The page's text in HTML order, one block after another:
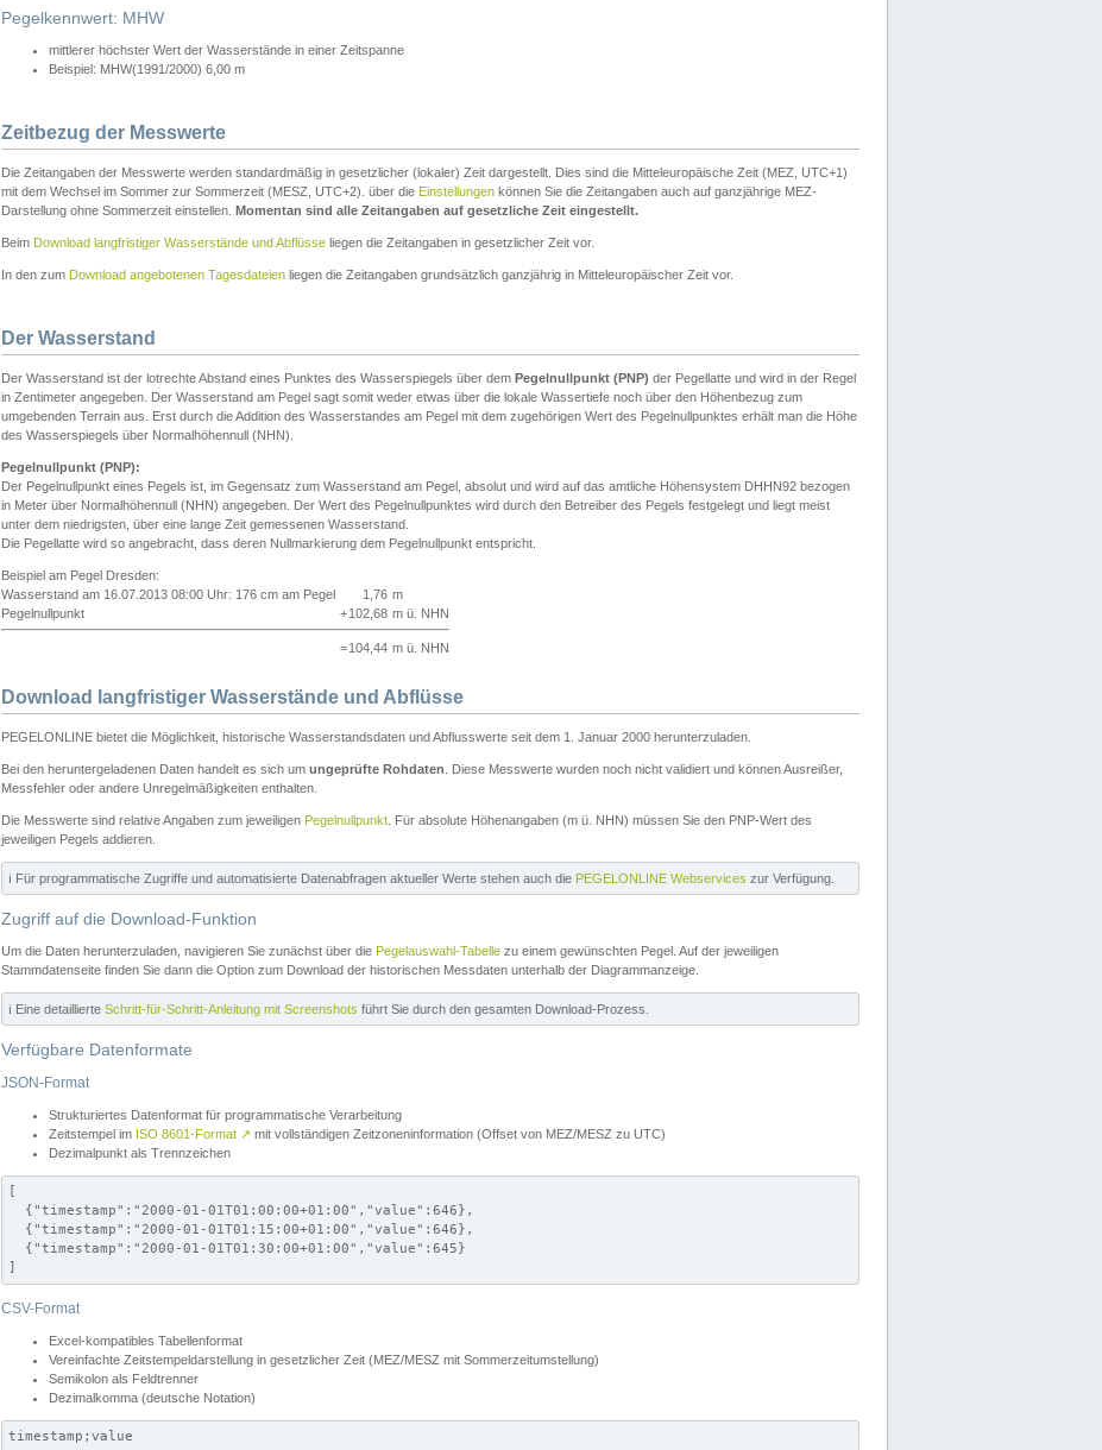
Pegelkennwert: MHW
mittlerer höchster Wert der Wasserstände in einer Zeitspanne
Beispiel: MHW(1991/2000) 6,00 m
Zeitbezug der Messwerte
Die Zeitangaben der Messwerte werden standardmäßig in gesetzlicher (lokaler) Zeit dargestellt. Dies sind die Mitteleuropäische Zeit (MEZ, UTC+1)
mit dem Wechsel im Sommer zur Sommerzeit (MESZ, UTC+2). über die Einstellungen können Sie die Zeitangaben auch auf ganzjährige MEZ-
Darstellung ohne Sommerzeit einstellen. Momentan sind alle Zeitangaben auf gesetzliche Zeit eingestellt.
Beim Download langfristiger Wasserstände und Abflüsse liegen die Zeitangaben in gesetzlicher Zeit vor.
In den zum Download angebotenen Tagesdateien liegen die Zeitangaben grundsätzlich ganzjährig in Mitteleuropäischer Zeit vor.
Der Wasserstand
Der Wasserstand ist der lotrechte Abstand eines Punktes des Wasserspiegels über dem Pegelnullpunkt (PNP) der Pegellatte und wird in der Regel
in Zentimeter angegeben. Der Wasserstand am Pegel sagt somit weder etwas über die lokale Wassertiefe noch über den Höhenbezug zum
umgebenden Terrain aus. Erst durch die Addition des Wasserstandes am Pegel mit dem zugehörigen Wert des Pegelnullpunktes erhält man die Höhe
des Wasserspiegels über Normalhöhennull (NHN).
Pegelnullpunkt (PNP):
Der Pegelnullpunkt eines Pegels ist, im Gegensatz zum Wasserstand am Pegel, absolut und wird auf das amtliche Höhensystem DHHN92 bezogen
in Meter über Normalhöhennull (NHN) angegeben. Der Wert des Pegelnullpunktes wird durch den Betreiber des Pegels festgelegt und liegt meist
unter dem niedrigsten, über eine lange Zeit gemessenen Wasserstand.
Die Pegellatte wird so angebracht, dass deren Nullmarkierung dem Pegelnullpunkt entspricht.
Beispiel am Pegel Dresden:
Wasserstand am 16.07.2013 08:00 Uhr: 176 cm am Pegel
1,76 m
Pegelnullpunkt
+102,68 m ü. NHN
=104,44 m ü. NHN
Download langfristiger Wasserstände und Abflüsse
PEGELONLINE bietet die Möglichkeit, historische Wasserstandsdaten und Abflusswerte seit dem 1. Januar 2000 herunterzuladen.
Bei den heruntergeladenen Daten handelt es sich um ungeprüfte Rohdaten . Diese Messwerte wurden noch nicht validiert und können Ausreißer,
Messfehler oder andere Unregelmäßigkeiten enthalten.
Die Messwerte sind relative Angaben zum jeweiligen Pegelnullpunkt . Für absolute Höhenangaben (m ü. NHN) müssen Sie den PNP-Wert des
jeweiligen Pegels addieren.
ℹ️ Für programmatische Zugriffe und automatisierte Datenabfragen aktueller Werte stehen auch die PEGELONLINE Webservices zur Verfügung.
Zugriff auf die Download-Funktion
Um die Daten herunterzuladen, navigieren Sie zunächst über die Pegelauswahl-Tabelle zu einem gewünschten Pegel. Auf der jeweiligen
Stammdatenseite finden Sie dann die Option zum Download der historischen Messdaten unterhalb der Diagrammanzeige.
ℹ️ Eine detaillierte Schritt-für-Schritt-Anleitung mit Screenshots führt Sie durch den gesamten Download-Prozess.
Verfügbare Datenformate
JSON-Format
Strukturiertes Datenformat für programmatische Verarbeitung
Zeitstempel im ISO 8601-Format ↗ mit vollständigen Zeitzoneninformation (Offset von MEZ/MESZ zu UTC)
Dezimalpunkt als Trennzeichen
[
  {"timestamp":"2000-01-01T01:00:00+01:00","value":646},
  {"timestamp":"2000-01-01T01:15:00+01:00","value":646},
  {"timestamp":"2000-01-01T01:30:00+01:00","value":645}
]
CSV-Format
Excel-kompatibles Tabellenformat
Vereinfachte Zeitstempeldarstellung in gesetzlicher Zeit (MEZ/MESZ mit Sommerzeitumstellung)
Semikolon als Feldtrenner
Dezimalkomma (deutsche Notation)
timestamp;value